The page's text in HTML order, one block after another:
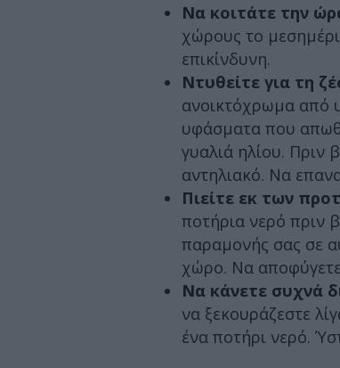
Να κοιτάτε την
χώρους το
επικίνδυνη.
Ντυθείτε για τη
ανοικτόχρωμα από
υφάσματα που
γυαλιά ηλίου. Πριν
αντηλιακό. Να
Πιείτε εκ των
ποτήρια νερό πριν
παραμονής σας σε
χώρο. Να
Να κάνετε συχνά
να ξεκουράζεστε
ένα ποτήρι νερό.